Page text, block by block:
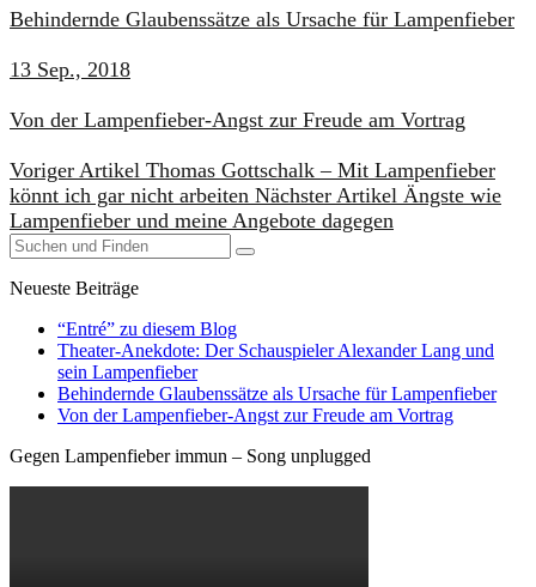
Behindernde Glaubenssätze als Ursache für Lampenfieber
13 Sep., 2018
​Von der Lampenfieber-Angst zur Freude am Vortrag
Voriger Artikel Thomas Gottschalk – Mit Lampenfieber
könnt ich gar nicht arbeiten Nächster Artikel Ängste wie
Lampenfieber und meine Angebote dagegen
Neueste Beiträge
“Entré” zu diesem Blog
Theater-Anekdote: Der Schauspieler Alexander Lang und
sein Lampenfieber
Behindernde Glaubenssätze als Ursache für Lampenfieber
​Von der Lampenfieber-Angst zur Freude am Vortrag
Gegen Lampenfieber immun – Song unplugged